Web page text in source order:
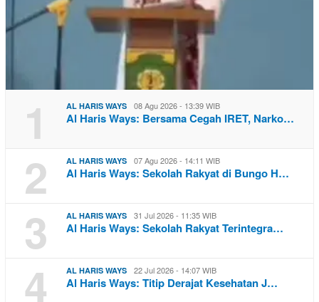
1 AL HARIS WAYS 08 Agu 2026 - 13:39 WIB
Al Haris Ways: Bersama Cegah IRET, Narko…
2 AL HARIS WAYS 07 Agu 2026 - 14:11 WIB
Al Haris Ways: Sekolah Rakyat di Bungo H…
3 AL HARIS WAYS 31 Jul 2026 - 11:35 WIB
Al Haris Ways: Sekolah Rakyat Terintegra…
4 AL HARIS WAYS 22 Jul 2026 - 14:07 WIB
Al Haris Ways: Titip Derajat Kesehatan J…